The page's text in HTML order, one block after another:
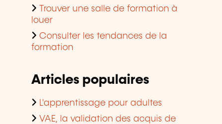
Trouver une salle de formation à
louer
Consulter les tendances de la
formation
Articles populaires
L'apprentissage pour adultes
VAE, la validation des acquis de